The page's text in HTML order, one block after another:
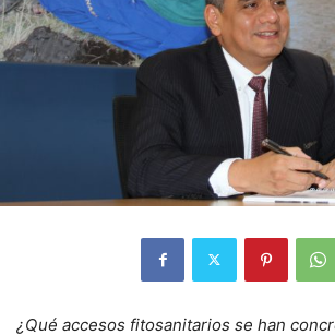
¿Qué accesos fitosanitarios se han